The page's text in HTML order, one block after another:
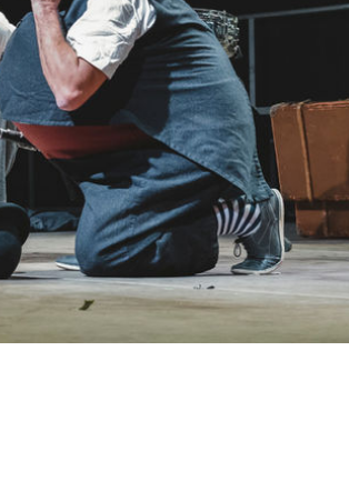
Música
Escénicas